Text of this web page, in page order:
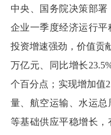
中央、国务院决策部
企业一季度经济运行
投资增速强劲，价值贡
万亿元、同比增长
个百分点；实现增加值
量、航空运输、水运
等基础供应平稳增长，